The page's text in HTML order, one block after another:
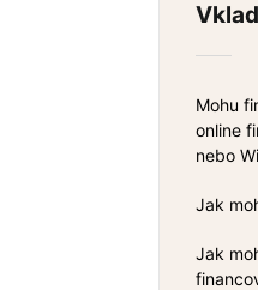
Mohu
online
nebo
Jak
Jak